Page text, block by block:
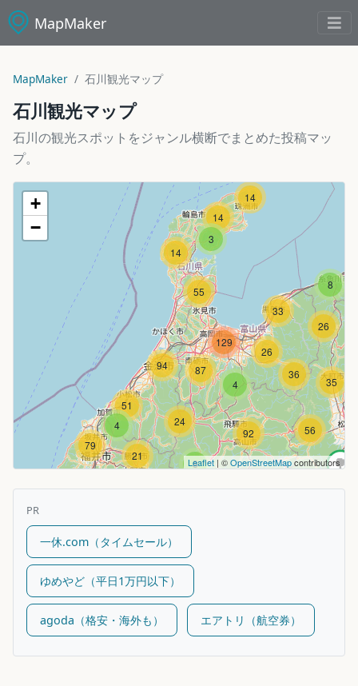
MapMaker
MapMaker 石川観光マップ
石川観光マップ
石川の観光スポットをジャンル横断でまとめた投稿マッ
プ。
3
14
14
55
14
4
21
79
8
51
129
87
94
4
8
24
92
26
26
33
35
56
36
+
−
Leaflet | ©OpenStreetMapcontributors
PR
一休.com（タイムセール）
ゆめやど（平日1万円以下）
agoda（格安・海外も） エアトリ（航空券）